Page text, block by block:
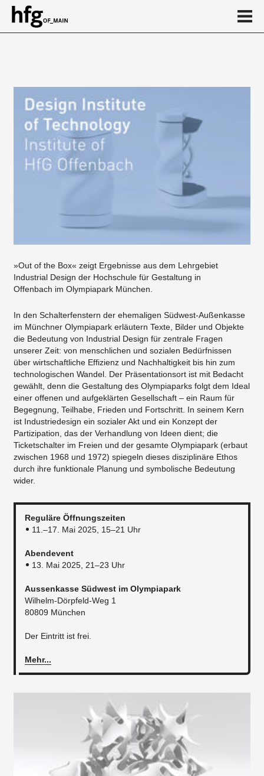
Event
»Out of the Box« zeigt Ergebnisse aus dem Lehrgebiet
Industrial Design der Hochschule für Gestaltung in
Offenbach im Olympiapark München.
In den Schalterfenstern der ehemaligen Südwest-Außenkasse
im Münchner Olympiapark erläutern Texte, Bilder und Objekte
die Bedeutung von Industrial Design für zentrale Fragen
unserer Zeit: von menschlichen und sozialen Bedürfnissen
über wirtschaftliche Effizienz und Nachhaltigkeit bis hin zum
technologischen Wandel. Der Präsentationsort ist mit Bedacht
gewählt, denn die Gestaltung des Olympiaparks folgt dem Ideal
einer offenen und aufgeklärten Gesellschaft – ein Raum für
Begegnung, Teilhabe, Frieden und Fortschritt. In seinem Kern
ist Industriedesign ein sozialer Akt und ein Konzept der
Partizipation, das der Verhandlung von Ideen dient; die
Ticketschalter im Freien und der gesamte Olympiapark (erbaut
zwischen 1968 und 1972) spiegeln dieses disziplinäre Ethos
durch ihre funktionale Planung und symbolische Bedeutung
wider.
Reguläre Öffnungszeiten
11.–17. Mai 2025, 15–21 Uhr
Abendevent
13. Mai 2025, 21–23 Uhr
Aussenkasse Südwest im Olympiapark
Wilhelm-Dörpfeld-Weg 1
80809 München
Der Eintritt ist frei.
Mehr...